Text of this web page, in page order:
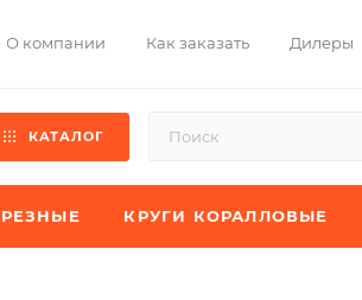
О компании Как заказать Дилеры
КАТАЛОГ
КРУГИ КОРАЛЛОВЫЕ